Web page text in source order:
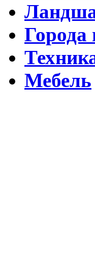
Города
Мебель